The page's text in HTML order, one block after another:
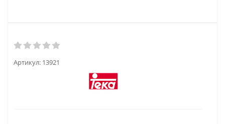
Артикул: 13921